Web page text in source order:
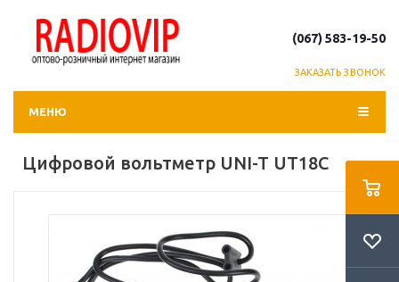
(067) 583-19-50
ЗАКАЗАТЬ ЗВОНОК
МЕНЮ
Цифровой вольтметр UNI-T UT18C